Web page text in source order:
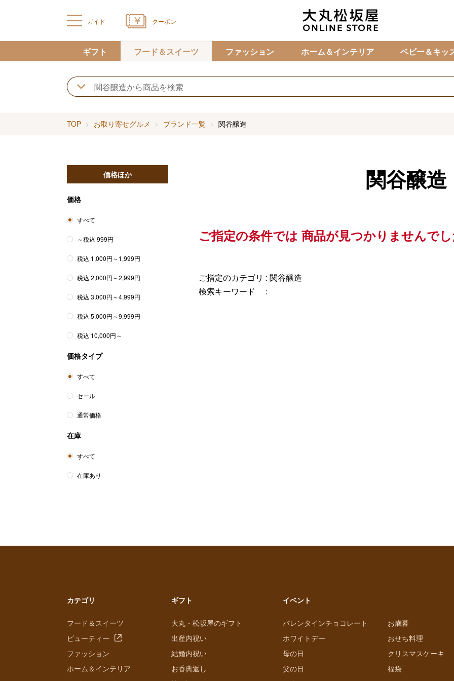
ガイド クーポン
カ
ギフト フード＆スイーツ ファッション ホーム＆インテリア ベビー＆キッ
TOP お取り寄せグルメ ブランド一覧 関谷醸造
関谷醸造
ご指定の条件では 商品が見つかりませんで
ご指定のカテゴリ : 関谷醸造
検索キーワード :
価格ほか
価格
すべて
～税込 999円
税込 1,000円～1,999円
税込 2,000円～2,999円
税込 3,000円～4,999円
税込 5,000円～9,999円
税込 10,000円～
価格タイプ
すべて
セール
通常価格
在庫
すべて
在庫あり
カテゴリ
フード＆スイーツ
ビューティー
ファッション
ホーム＆インテリア
ギフト
大丸・松坂屋のギフト
出産内祝い
結婚内祝い
お香典返し
イベント
バレンタインチョコレート
ホワイトデー
母の日
父の日
お歳暮
おせち料理
クリスマスケーキ
福袋